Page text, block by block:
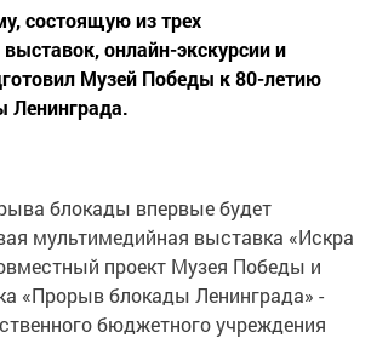
состоящую из трех
онлайн-экскурсии и
Музей Победы к 80-летию
Ленинграда.
блокады впервые будет
мультимедийная выставка «Искра
проект Музея Победы и
«Прорыв блокады Ленинграда» -
бюджетного учреждения